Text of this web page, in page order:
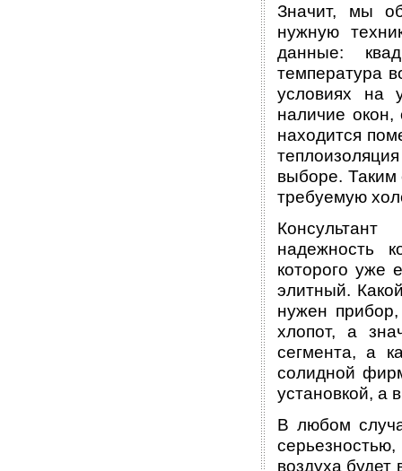
Значит, мы
нужную
данные:
температура
условиях на
наличие
находится
выборе. Таким
требуемую
надежность
которого уже
элитный.
нужен
хлопот, а
сегмента, а
солидной
установкой, а
В любом
воздуха